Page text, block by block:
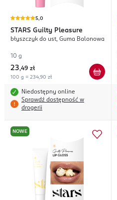
5,0
STARS Guilty Pleasure
błyszczyk do ust, Guma Balonowa
10 g
23,49 zł
100 g = 234,90 zł
Niedostępny online
Sprawdź dostępność w
drogerii
NOWE